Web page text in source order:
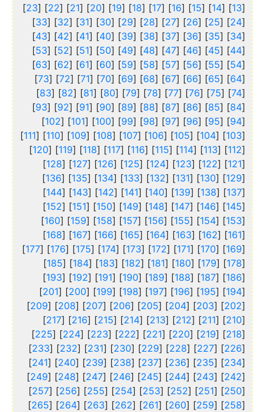
[
13
] [
14
] [
15
] [
16
] [
17
] [
18
] [
19
] [
20
] [
21
] [
22
] [
23
]
[
24
] [
25
] [
26
] [
27
] [
28
] [
29
] [
30
] [
31
] [
32
] [
33
]
[
34
] [
35
] [
36
] [
37
] [
38
] [
39
] [
40
] [
41
] [
42
] [
43
]
[
44
] [
45
] [
46
] [
47
] [
48
] [
49
] [
50
] [
51
] [
52
] [
53
]
[
54
] [
55
] [
56
] [
57
] [
58
] [
59
] [
60
] [
61
] [
62
] [
63
]
[
64
] [
65
] [
66
] [
67
] [
68
] [
69
] [
70
] [
71
] [
72
] [
73
]
[
74
] [
75
] [
76
] [
77
] [
78
] [
79
] [
80
] [
81
] [
82
] [
83
]
[
84
] [
85
] [
86
] [
87
] [
88
] [
89
] [
90
] [
91
] [
92
] [
93
]
[
94
] [
95
] [
96
] [
97
] [
98
] [
99
] [
100
] [
101
] [
102
]
[
103
] [
104
] [
105
] [
106
] [
107
] [
108
] [
109
] [
110
] [
111
]
[
112
] [
113
] [
114
] [
115
] [
116
] [
117
] [
118
] [
119
] [
120
]
[
121
] [
122
] [
123
] [
124
] [
125
] [
126
] [
127
] [
128
]
[
129
] [
130
] [
131
] [
132
] [
133
] [
134
] [
135
] [
136
]
[
137
] [
138
] [
139
] [
140
] [
141
] [
142
] [
143
] [
144
]
[
145
] [
146
] [
147
] [
148
] [
149
] [
150
] [
151
] [
152
]
[
153
] [
154
] [
155
] [
156
] [
157
] [
158
] [
159
] [
160
]
[
161
] [
162
] [
163
] [
164
] [
165
] [
166
] [
167
] [
168
]
[
169
] [
170
] [
171
] [
172
] [
173
] [
174
] [
175
] [
176
] [
177
]
[
178
] [
179
] [
180
] [
181
] [
182
] [
183
] [
184
] [
185
]
[
186
] [
187
] [
188
] [
189
] [
190
] [
191
] [
192
] [
193
]
[
194
] [
195
] [
196
] [
197
] [
198
] [
199
] [
200
] [
201
]
[
202
] [
203
] [
204
] [
205
] [
206
] [
207
] [
208
] [
209
]
[
210
] [
211
] [
212
] [
213
] [
214
] [
215
] [
216
] [
217
]
[
218
] [
219
] [
220
] [
221
] [
222
] [
223
] [
224
] [
225
]
[
226
] [
227
] [
228
] [
229
] [
230
] [
231
] [
232
] [
233
]
[
234
] [
235
] [
236
] [
237
] [
238
] [
239
] [
240
] [
241
]
[
242
] [
243
] [
244
] [
245
] [
246
] [
247
] [
248
] [
249
]
[
250
] [
251
] [
252
] [
253
] [
254
] [
255
] [
256
] [
257
]
[
258
] [
259
] [
260
] [
261
] [
262
] [
263
] [
264
] [
265
]